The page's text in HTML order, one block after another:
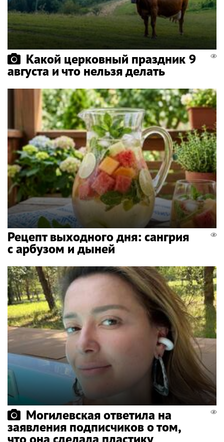
Какой церковный праздник 9
августа и что нельзя делать
Рецепт выходного дня: сангрия
с арбузом и дыней
Могилевская ответила на
заявления подписчиков о том,